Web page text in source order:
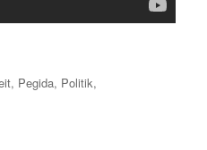
, Pegida, Politik,